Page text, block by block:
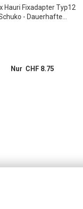
Hauri Fixadapter Typ12
- Dauerhafte...
Nur CHF 8.75